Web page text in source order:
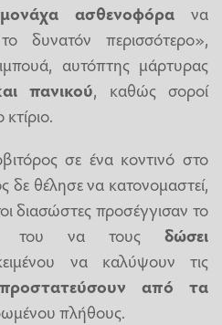
ασθενοφόρανα
δυνατόν περισσότερο»,
αυτόπτης μάρτυρας
πανικού, καθώς σοροί
σε ένα κοντινό στο
δε θέλησε να κατονομαστεί,
διασώστες προσέγγισαν το
του να τους δώσει
να καλύψουν τις
προστατεύσουν από τα
πλήθους.